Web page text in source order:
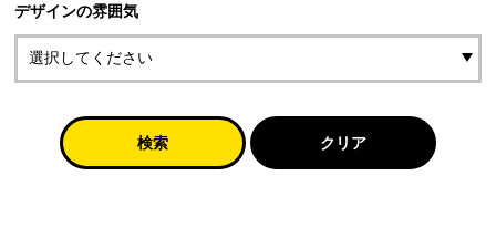
デザインの雰囲気
検索 クリア